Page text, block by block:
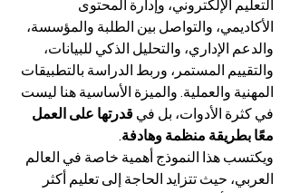
التعليم الإلكتروني، وإدارة المحتوى
الأكاديمي، والتواصل بين الطلبة والمؤسسة،
والدعم الإداري، والتحليل الذكي للبيانات،
والتقييم المستمر، وربط الدراسة بالتطبيقات
المهنية والعملية. والميزة الأساسية هنا ليست
في كثرة الأدوات، بل في قدرتها على العمل
معًا بطريقة منظمة وهادفة
ويكتسب هذا النموذج أهمية خاصة في العالم
العربي، حيث تتزايد الحاجة إلى تعليم أكثر